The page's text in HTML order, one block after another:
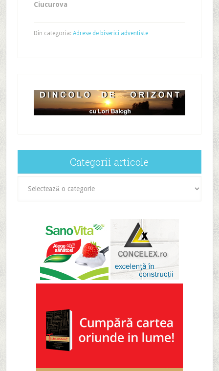
Ciucurova
Din categoria: Adrese de biserici adventiste
Categorii articole
articole